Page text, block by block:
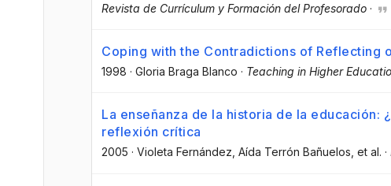
Revista de Currículum y Formación del Profesorado ·
Coping with the Contradictions of Reflecting
1998 · Gloria Braga Blanco · Teaching in Higher
La enseñanza de la historia de la educación:
reflexión crítica
2005 · Violeta Fernández , Aída Terrón Bañuelos , et al. ·